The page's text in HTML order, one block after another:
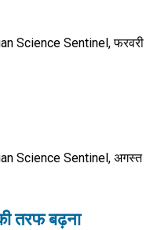
Science Sentinel, फरवरी
Science Sentinel, अगस्त
की तरफ बढ़ना